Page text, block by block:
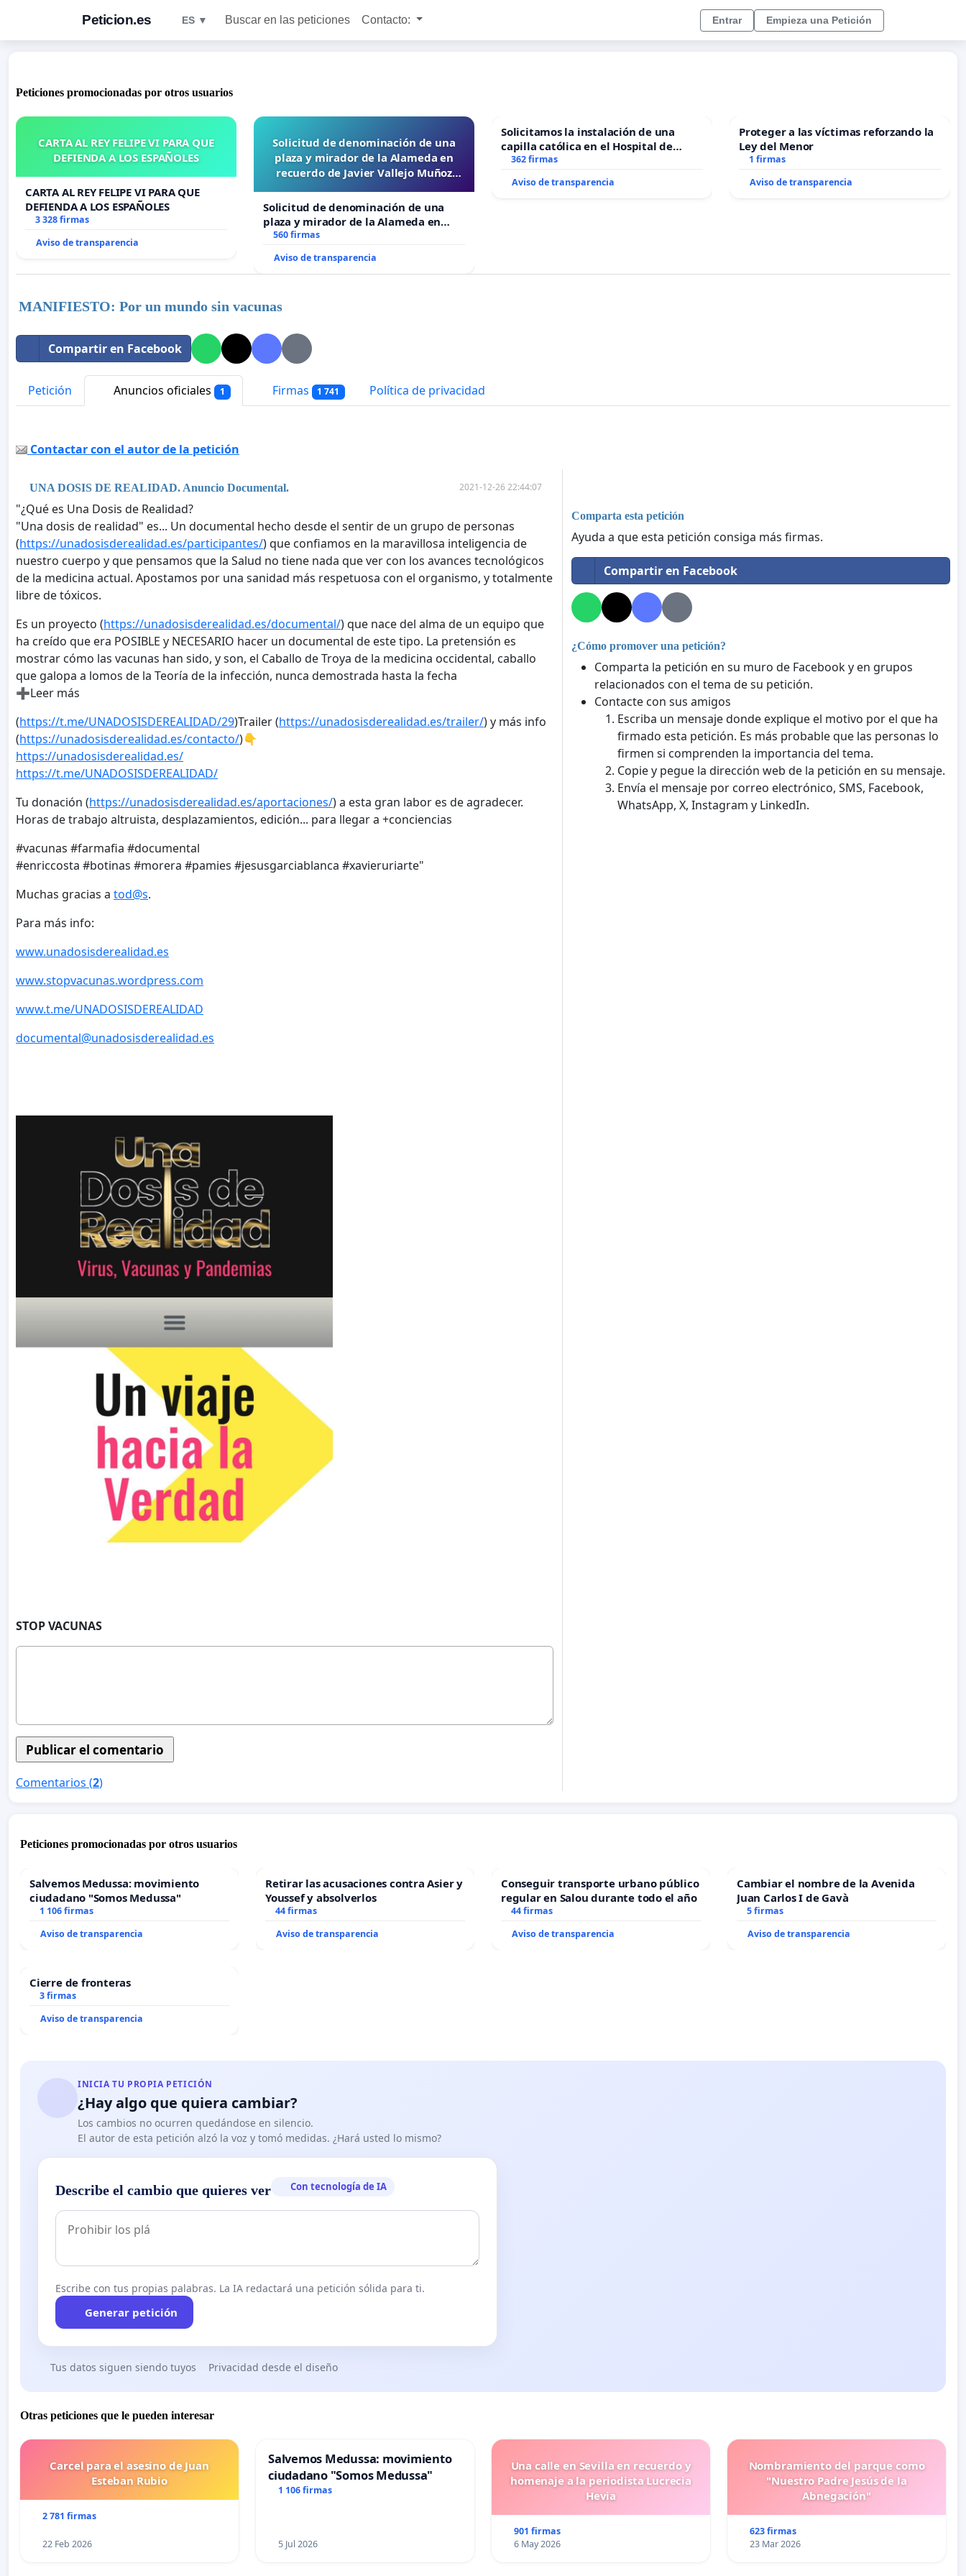
Peticion.es ES ▼ Buscar en las peticiones Contacto: Entrar Empieza una Petición
Peticiones promocionadas por otros usuarios
CARTA AL REY FELIPE VI PARA QUE
DEFIENDA A LOS ESPAÑOLES
CARTA AL REY FELIPE VI PARA QUE
DEFIENDA A LOS ESPAÑOLES
3 328 firmas
Aviso de transparencia
Solicitud de denominación de una
plaza y mirador de la Alameda en
recuerdo de Javier Vallejo Muñoz
Solicitud de denominación de una
plaza y mirador de la Alameda en
recuerdo de Javier Vallejo Muñoz
“Mazinger”
560 firmas
Aviso de transparencia
Solicitamos la instalación de una
capilla católica en el Hospital de
Alcañiz
362 firmas
Aviso de transparencia
Proteger a las víctimas reforzando la
Ley del Menor
1 firmas
Aviso de transparencia
MANIFIESTO: Por un mundo sin vacunas
Compartir en Facebook
Petición Anuncios oficiales 1 Firmas 1 741 Política de privacidad
Contactar con el autor de la petición
UNA DOSIS DE REALIDAD. Anuncio Documental. 2021-12-26 22:44:07
"¿Qué es Una Dosis de Realidad?
"Una dosis de realidad" es... Un documental hecho desde el sentir de un grupo de personas
(https://unadosisderealidad.es/participantes/) que confiamos en la maravillosa inteligencia de
nuestro cuerpo y que pensamos que la Salud no tiene nada que ver con los avances tecnológicos
de la medicina actual. Apostamos por una sanidad más respetuosa con el organismo, y totalmente
libre de tóxicos.
Es un proyecto (https://unadosisderealidad.es/documental/) que nace del alma de un equipo que
ha creído que era POSIBLE y NECESARIO hacer un documental de este tipo. La pretensión es
mostrar cómo las vacunas han sido, y son, el Caballo de Troya de la medicina occidental, caballo
que galopa a lomos de la Teoría de la infección, nunca demostrada hasta la fecha
➕Leer más
(https://t.me/UNADOSISDEREALIDAD/29)Trailer (https://unadosisderealidad.es/trailer/) y más info
(https://unadosisderealidad.es/contacto/)👇
https://unadosisderealidad.es/
https://t.me/UNADOSISDEREALIDAD/
Tu donación (https://unadosisderealidad.es/aportaciones/) a esta gran labor es de agradecer.
Horas de trabajo altruista, desplazamientos, edición... para llegar a +conciencias
#vacunas #farmafia #documental
#enriccosta #botinas #morera #pamies #jesusgarciablanca #xavieruriarte"
Muchas gracias a tod@s.
Para más info:
www.unadosisderealidad.es
www.stopvacunas.wordpress.com
www.t.me/UNADOSISDEREALIDAD
documental@unadosisderealidad.es
STOP VACUNAS
Comentarios (2)
Comparta esta petición
Ayuda a que esta petición consiga más firmas.
Compartir en Facebook
¿Cómo promover una petición?
Comparta la petición en su muro de Facebook y en grupos
relacionados con el tema de su petición.
Contacte con sus amigos
Escriba un mensaje donde explique el motivo por el que ha
firmado esta petición. Es más probable que las personas lo
firmen si comprenden la importancia del tema.
Copie y pegue la dirección web de la petición en su mensaje.
Envía el mensaje por correo electrónico, SMS, Facebook,
WhatsApp, X, Instagram y LinkedIn.
Peticiones promocionadas por otros usuarios
Salvemos Medussa: movimiento
ciudadano "Somos Medussa"
1 106 firmas
Aviso de transparencia
Retirar las acusaciones contra Asier y
Youssef y absolverlos
44 firmas
Aviso de transparencia
Conseguir transporte urbano público
regular en Salou durante todo el año
44 firmas
Aviso de transparencia
Cambiar el nombre de la Avenida
Juan Carlos I de Gavà
5 firmas
Aviso de transparencia
Cierre de fronteras
3 firmas
Aviso de transparencia
INICIA TU PROPIA PETICIÓN
¿Hay algo que quiera cambiar?
Los cambios no ocurren quedándose en silencio.
El autor de esta petición alzó la voz y tomó medidas. ¿Hará usted lo mismo?
Describe el cambio que quieres ver Con tecnología de IA
Escribe con tus propias palabras. La IA redactará una petición sólida para ti.
Generar petición
Tus datos siguen siendo tuyos Privacidad desde el diseño
Otras peticiones que le pueden interesar
Carcel para el asesino de Juan
Esteban Rubio
2 781 firmas
22 Feb 2026
Salvemos Medussa: movimiento
ciudadano "Somos Medussa"
1 106 firmas
5 Jul 2026
Una calle en Sevilla en recuerdo y
homenaje a la periodista Lucrecia
Hevia
901 firmas
6 May 2026
Nombramiento del parque como
"Nuestro Padre Jesús de la
Abnegación"
623 firmas
23 Mar 2026